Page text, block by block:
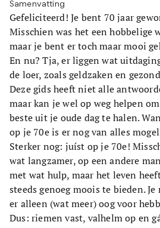
Samenvatting
Gefeliciteerd! Je bent 70 jaar
Misschien was het een hobbelige
maar je bent er toch maar mooi
En nu? Tja, er liggen wat
de loer, zoals geldzaken en
Deze gids heeft niet alle
maar kan je wel op weg helpen
beste uit je oude dag te halen.
op je 70e is er nog van alles
Sterker nog: juíst op je 70e!
wat langzamer, op een andere
met wat hulp, maar het leven
steeds genoeg moois te bieden. Je
er alleen (wat meer) oog voor
Dus: riemen vast, valhelm op en